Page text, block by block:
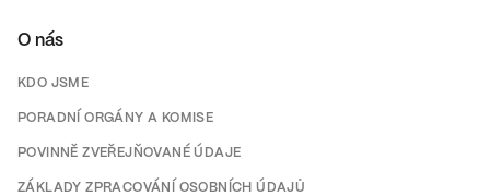
O nás
KDO JSME
PORADNÍ ORGÁNY A KOMISE
POVINNĚ ZVEŘEJŇOVANÉ ÚDAJE
ZÁKLADY ZPRACOVÁNÍ OSOBNÍCH ÚDAJŮ